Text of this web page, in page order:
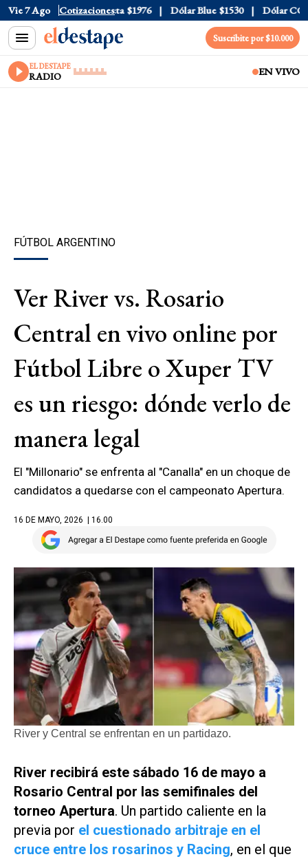
Vie 7 Ago Cotizaciones
$1520 Dólar Tarjeta $1976 Dólar Blue $1530 Dólar CCL
Suscribite por $10.000
EL DESTAPE
RADIO EN VIVO
FÚTBOL ARGENTINO
Ver River vs. Rosario
Central en vivo online por
Fútbol Libre o Xuper TV
es un riesgo: dónde verlo de
manera legal
El "Millonario" se enfrenta al "Canalla" en un choque de
candidatos a quedarse con el campeonato Apertura.
16 DE MAYO, 2026 | 16.00
River y Central se enfrentan en un partidazo.
River recibirá este sábado 16 de mayo a
Rosario Central por las semifinales del
torneo Apertura. Un partido caliente en la
previa por el cuestionado arbitraje en el
cruce entre los rosarinos y Racing, en el que